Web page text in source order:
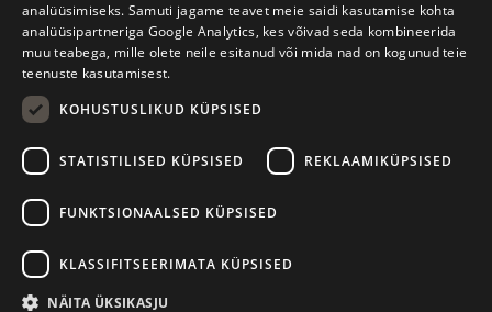
Prima Vista kirjandusfestival
+372 56906836
Kodulehe tegemine - AMA
analüüsimiseks. Samuti jagame teavet meie saidi kasutamise kohta
analüüsipartneriga Google Analytics, kes võivad seda kombineerida
muu teabega, mille olete neile esitanud või mida nad on kogunud teie
teenuste kasutamisest.
KOHUSTUSLIKUD KÜPSISED
STATISTILISED KÜPSISED REKLAAMIKÜPSISED
FUNKTSIONAALSED KÜPSISED
KLASSIFITSEERIMATA KÜPSISED
NÄITA ÜKSIKASJU